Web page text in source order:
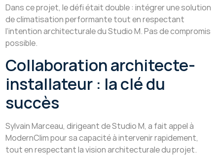
Dans ce projet, le défi était double : intégrer une solution
de climatisation performante tout en respectant
l’intention architecturale du Studio M. Pas de compromis
possible.
Collaboration architecte-
installateur : la clé du
succès
Sylvain Marceau, dirigeant de Studio M, a fait appel à
ModernClim pour sa capacité à intervenir rapidement,
tout en respectant la vision architecturale du projet.